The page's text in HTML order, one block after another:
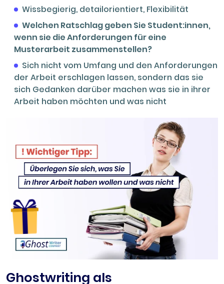
Wissbegierig, detailorientiert, Flexibilität
Welchen Ratschlag geben Sie Student:innen,
wenn sie die Anforderungen für eine
Musterarbeit zusammenstellen?
Sich nicht vom Umfang und den Anforderungen
der Arbeit erschlagen lassen, sondern das sie
sich Gedanken darüber machen was sie in ihrer
Arbeit haben möchten und was nicht
Ghostwriting als